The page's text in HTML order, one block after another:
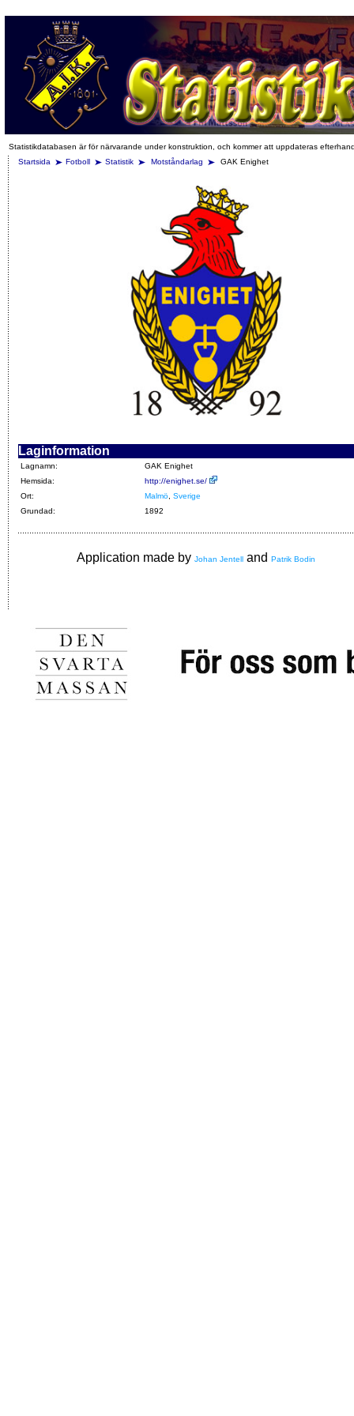
Statistikdatabasen är för närvarande under konstruktion, och kommer att uppdateras
Startsida
Fotboll Statistik Motståndarlag GAK Enighet
Laginformation
Lagnamn:
GAK Enighet
Hemsida:
http://enighet.se/
Ort:
Malmö Sverige
Grundad:
1892
Application made by Johan Jentell and Patrik Bodin